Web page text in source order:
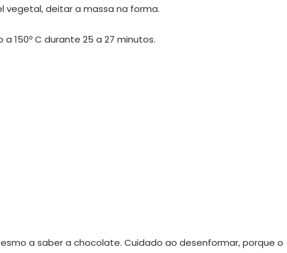
vegetal, deitar a massa na forma.
150º C durante 25 a 27 minutos.
a saber a chocolate. Cuidado ao desenformar, porque o